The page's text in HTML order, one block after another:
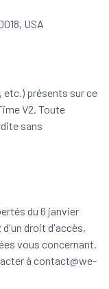
USA
etc.) présents sur ce
V2. Toute
sans
du 6 janvier
d'un droit d'accès,
vous concernant.
à contact@we-